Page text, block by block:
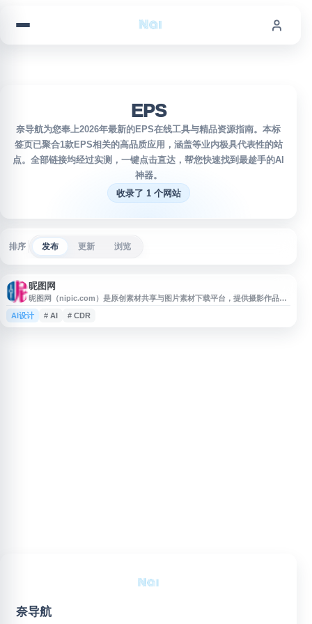
EPS
奈导航为您奉上2026年最新的EPS在线工具与精品资源指南。本标
签页已聚合1款EPS相关的高品质应用，涵盖等业内极具代表性的站
点。全部链接均经过实测，一键点击直达，帮您快速找到最趁手的AI
神器。
收录了 1 个网站
排序 发布 更新 浏览
昵图网
昵图网（nipic.com）是原创素材共享与图片素材下载平台，提供摄影作品、
设计素材、视频素材、PPT 模板、PSD 源文件、矢量图等资源。网站涵盖
AI、CDR、EPS 等多种格式素材，适用于平面设计、广告制作、办公演示、
AI设计 # AI # CDR
奈导航